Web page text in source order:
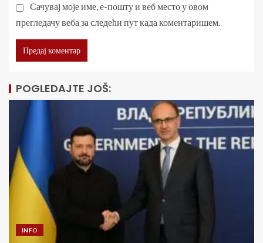
Сачувај моје име, е-пошту и веб место у овом
прегледачу веба за следећи пут када коментаришем.
POGLEDAJTE JOŠ:
INFO